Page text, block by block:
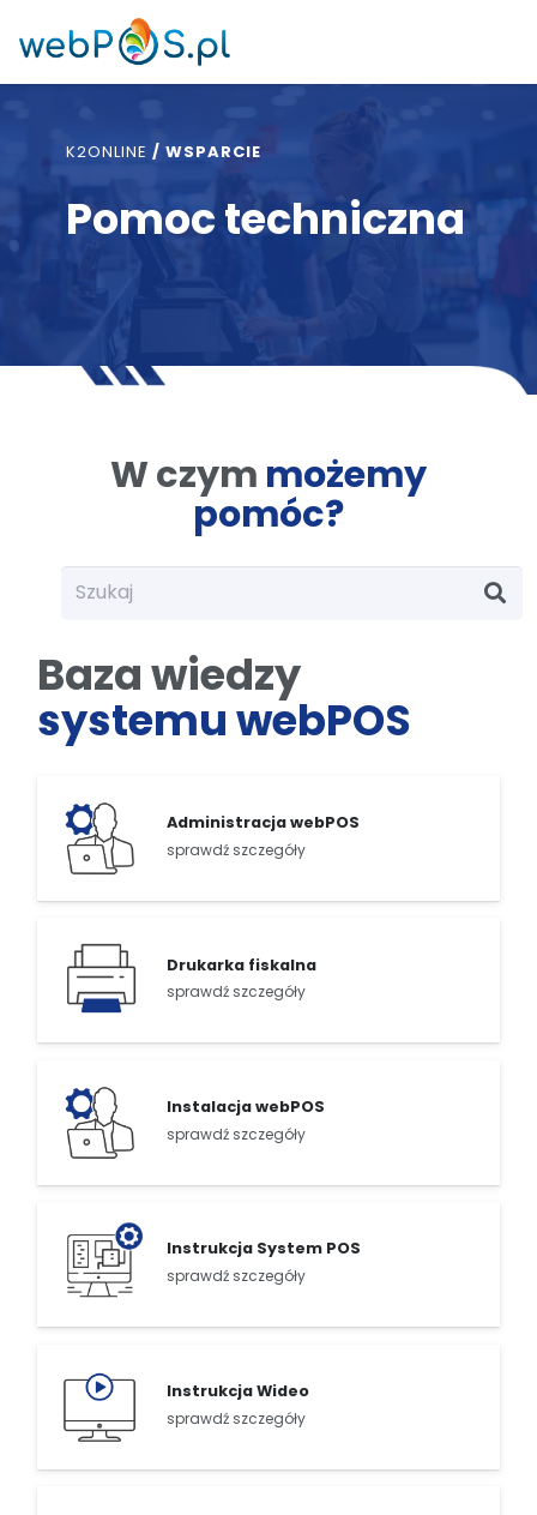
K2ONLINE/WSPARCIE
Pomoc techniczna
W czym możemy
pomóc?
Baza wiedzy
systemu webPOS
Administracja webPOS
sprawdź szczegóły
Drukarka fiskalna
sprawdź szczegóły
Instalacja webPOS
sprawdź szczegóły
Instrukcja System POS
sprawdź szczegóły
Instrukcja Wideo
sprawdź szczegóły